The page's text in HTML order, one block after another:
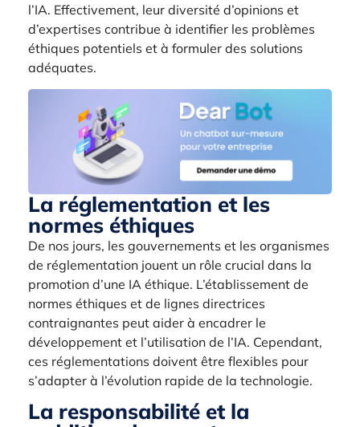
l’IA. Effectivement, leur diversité d’opinions et
d’expertises contribue à identifier les problèmes
éthiques potentiels et à formuler des solutions
adéquates.
La réglementation et les
normes éthiques
De nos jours, les gouvernements et les organismes
de réglementation jouent un rôle crucial dans la
promotion d’une IA éthique. L’établissement de
normes éthiques et de lignes directrices
contraignantes peut aider à encadrer le
développement et l’utilisation de l’IA. Cependant,
ces réglementations doivent être flexibles pour
s’adapter à l’évolution rapide de la technologie.
La responsabilité et la